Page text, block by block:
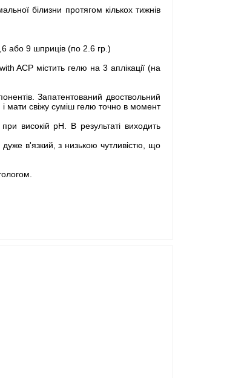
білизни протягом кількох тижнів
або 9 шприців (по 2.6 гр.)
ACP містить гелю на 3 аплікації (на
Запатентований двоствольний
мати свіжу суміш гелю точно в момент
високій рН. В результаті виходить
в'язкий, з низькою чутливістю, що